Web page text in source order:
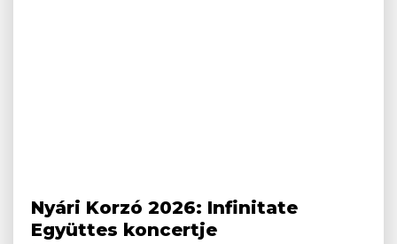
Nyári Korzó 2026: Infinitate
Együttes koncertje